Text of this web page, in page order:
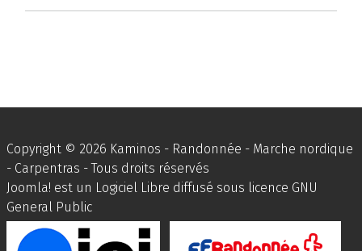
Copyright © 2026 Kaminos - Randonnée - Marche nordique
- Carpentras - Tous droits réservés
Joomla! est un Logiciel Libre diffusé sous licence GNU
General Public